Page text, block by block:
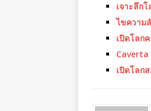
เจาะลึก
ไขความ
เปิดโลก
Caverta
เปิดโลก